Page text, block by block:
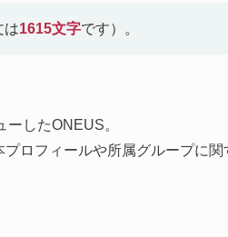
は1615文字です）。
したONEUS。
ロフィールや所属グループに